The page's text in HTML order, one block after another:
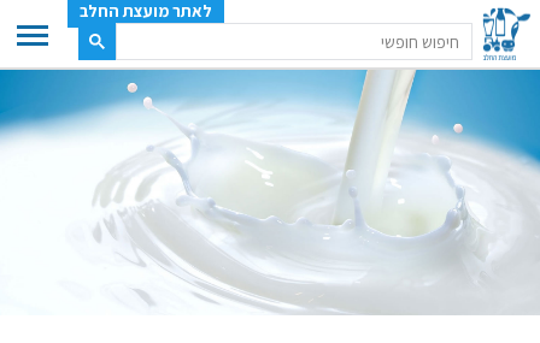
ענף החלב
מועצת החלב
משק החלב
תעשיית החלב
לאתר מועצת החלב